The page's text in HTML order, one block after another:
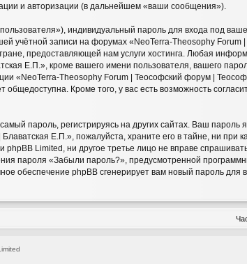
и авторизации (в дальнейшем «ваши сообщения»).
индивидуальный пароль для входа под
записи на форумах «NeoTerra-Theosophy Forum |
предоставляющей нам услуги хостинга. Любая
Е.П.», кроме вашего имени пользователя, вашего
«NeoTerra-Theosophy Forum | Теософский форум |
Кроме того, у вас есть возможность
пароль, регистрируясь на других сайтах. Ваш пароль
Е.П.», пожалуйста, храните его в тайне, ни при
Limited, ни другое третье лицо не вправе
пароля «Забыли пароль?», предусмотренной
обеспечение phpBB сгенерирует вам новый пароль для